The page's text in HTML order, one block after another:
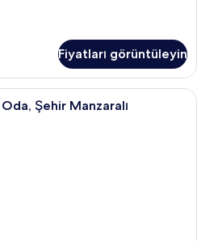
Fiyatları görüntüleyin
Anti alerjik yatak takımı, odada
Şehir Manzaralı